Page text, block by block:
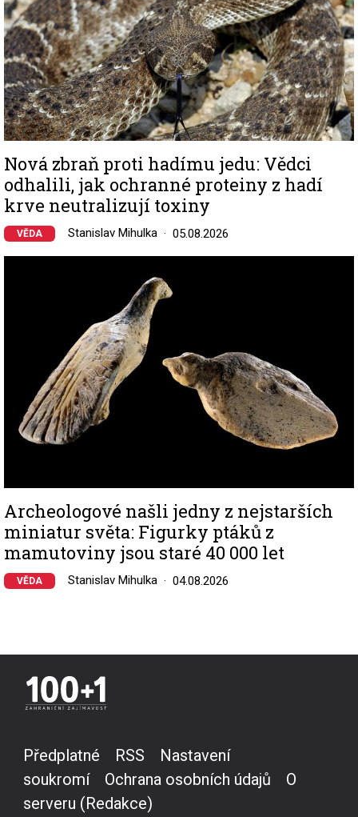
Nová zbraň proti hadímu jedu: Vědci
odhalili, jak ochranné proteiny z hadí
krve neutralizují toxiny
VĚDA Stanislav Mihulka 05.08.2026
Archeologové našli jedny z nejstarších
miniatur světa: Figurky ptáků z
mamutoviny jsou staré 40 000 let
VĚDA Stanislav Mihulka 04.08.2026
Předplatné RSS
Nastavení
soukromí
Ochrana osobních údajů
O
serveru (Redakce)